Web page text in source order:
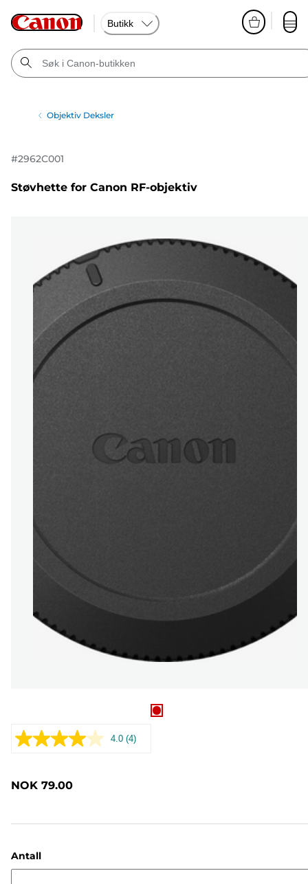
Butikk
Objektiv Deksler
#2962C001
Støvhette for Canon RF-objektiv
4.0 Les
(4)
NOK 79.00
Antall